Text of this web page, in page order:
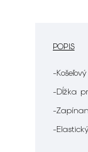
POPIS
-
-Dĺžka
-
-